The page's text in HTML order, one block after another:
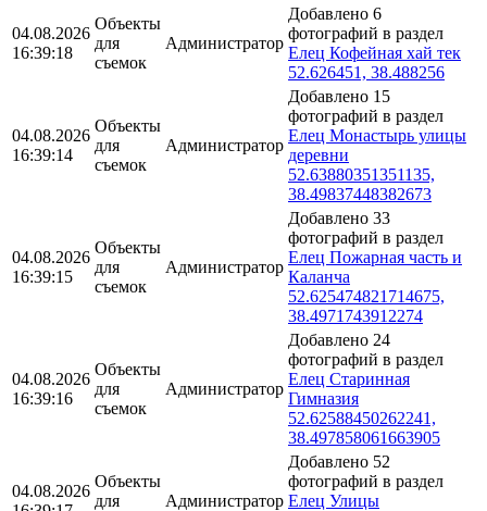
04.08.2026
16:39:18
Объекты
для
съемок
Администратор
Добавлено 6
фотографий в раздел
Елец Кофейная хай тек
52.626451, 38.488256
04.08.2026
16:39:14
Объекты
для
съемок
Администратор
Добавлено 15
фотографий в раздел
Елец Монастырь улицы
деревни
52.63880351351135,
38.49837448382673
04.08.2026
16:39:15
Объекты
для
съемок
Администратор
Добавлено 33
фотографий в раздел
Елец Пожарная часть и
Каланча
52.625474821714675,
38.4971743912274
04.08.2026
16:39:16
Объекты
для
съемок
Администратор
Добавлено 24
фотографий в раздел
Елец Старинная
Гимназия
52.62588450262241,
38.497858061663905
04.08.2026
Объекты
для
Администратор
Добавлено 52
фотографий в раздел
Елец Улицы